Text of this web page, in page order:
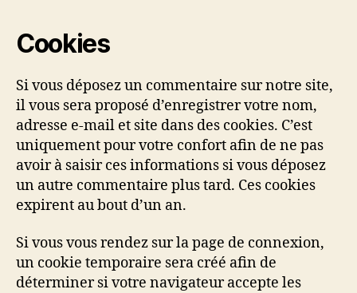
Cookies
Si vous déposez un commentaire sur notre site,
il vous sera proposé d’enregistrer votre nom,
adresse e-mail et site dans des cookies. C’est
uniquement pour votre confort afin de ne pas
avoir à saisir ces informations si vous déposez
un autre commentaire plus tard. Ces cookies
expirent au bout d’un an.
Si vous vous rendez sur la page de connexion,
un cookie temporaire sera créé afin de
déterminer si votre navigateur accepte les